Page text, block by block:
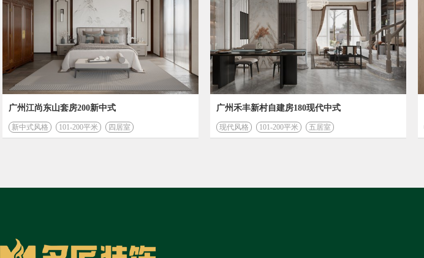
广州江尚东山套房200新中式
新中式风格 101-200平米 四居室
广州禾丰新村自建房180现代中式
现代风格 101-200平米 五居室